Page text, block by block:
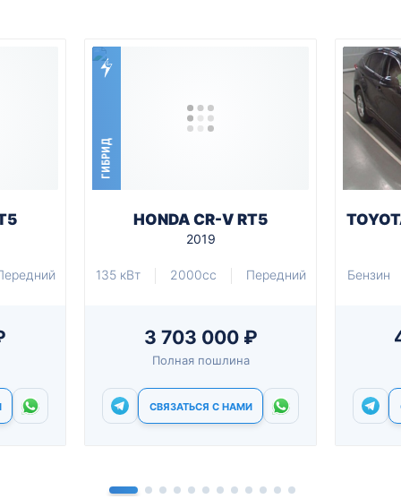
ГИБРИД
HONDA CR-V RT5
2019
135 кВт 2000cc Передний
3 703 000 ₽
Полная пошлина
СВЯЗАТЬСЯ С НАМИ
Бензин